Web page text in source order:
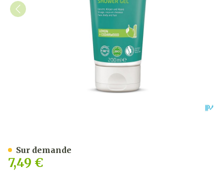
7,49 €
Sur demande